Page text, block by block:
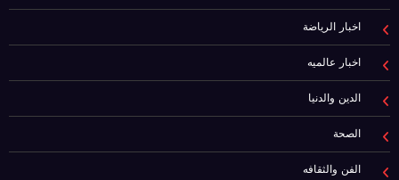
اخبار الرياضة
اخبار عالميه
الدين والدنيا
الصحة
الفن والثقافه